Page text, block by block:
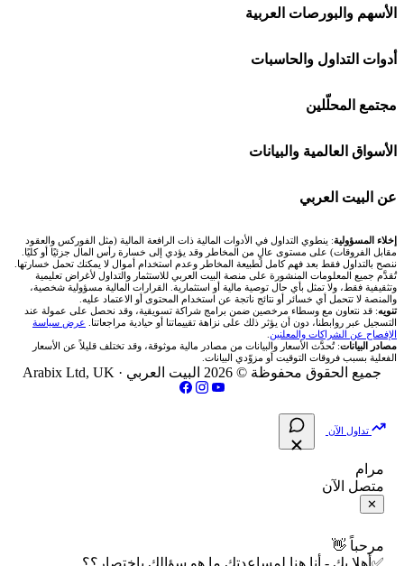
افاتريد AvaTrade
اكسنس Exness
منصة بينانس
اكس تي بي XTB
انتراكتيف بروكرز IBKR
شركات تداول في السعودية
شركات تداول في الإمارات
شركات تداول في الكويت
شركات تداول في قطر
شركات تداول في الأردن
شركات تداول في العراق
شركات تداول في فلسطين
الأسهم والبورصات العربية
🌍 كل البورصات العربية
🇸🇦 السوق السعودية
🇦🇪 أسواق الإمارات
🇪🇬 البورصة المصرية
🇶🇦 بورصة قطر
🇯🇴 بورصة عمّان
🇧🇭 بورصة البحرين
فحص الأسهم الأمريكية الشرعي
📋 جميع الأسهم
أدوات التداول والحاسبات
🕌 حاسبة الزكاة
💱 محول العملات
🧮 حاسبة حجم اللوت
📊 حاسبة قيمة النقطة
💰 حاسبة ربح الفوركس
📌 حاسبة النقاط المحورية
📏 حاسبة حجم المركز
📈 حاسبة عائد التداول
📊 حاسبة الربح التراكمي
🧮 حاسبة متوسط سعر السهم
مجتمع المحلّلين
🧱 حائط المجتمع
🏆 لوحة المحلّلين
✍️ اكتب تحليلك
الأسواق العالمية والبيانات
🌐 المؤشرات العالمية
🥇 سعر الذهب اليوم
🥇 أسعار الذهب والمعادن
💱 أسعار العملات والفوركس
💵 سعر الريال السعودي في مصر
📅 المؤشرات الاقتصادية
عن البيت العربي
من نحن
تواصل معنا
فريق المؤلفين
مقالات تعليمية
سياسة تقييم الشركات
الإبلاغ عن شركة نصابة
شروط الاستخدام
إخلاء المسؤولية: ينطوي التداول في الأدوات المالية ذات الرافعة المالية (مثل الفوركس والعقود
مقابل الفروقات) على مستوى عالٍ من المخاطر وقد يؤدي إلى خسارة رأس المال جزئيًا أو كليًا.
ننصح بالتداول فقط بعد فهم كامل لطبيعة المخاطر وعدم استخدام أموال لا يمكنك تحمل خسارتها.
تُقدَّم جميع المعلومات المنشورة على منصة البيت العربي للاستثمار والتداول لأغراض تعليمية
وتثقيفية فقط، ولا تمثل بأي حال توصية مالية أو استثمارية. القرارات المالية مسؤولية شخصية،
والمنصة لا تتحمل أي خسائر أو نتائج ناتجة عن استخدام المحتوى أو الاعتماد عليه.
تنويه: قد نتعاون مع وسطاء مرخصين ضمن برامج شراكة تسويقية، وقد نحصل على عمولة عند
التسجيل عبر روابطنا، دون أن يؤثر ذلك على نزاهة تقييماتنا أو حيادية مراجعاتنا. عرض سياسة
الإفصاح عن الشراكات والمعلنين
مصادر البيانات: تُحدَّث الأسعار والبيانات من مصادر مالية موثوقة، وقد تختلف قليلاً عن الأسعار
الفعلية بسبب فروقات التوقيت أو مزوّدي البيانات.
جميع الحقوق محفوظة © 2026 البيت العربي · Arabix Ltd, UK
تداول الآن
مرام
متصل الآن
✕
مرحباً 👋
✅أهلا بك - أنا هنا لمساعدتك ما هو سؤالك باختصار؟؟